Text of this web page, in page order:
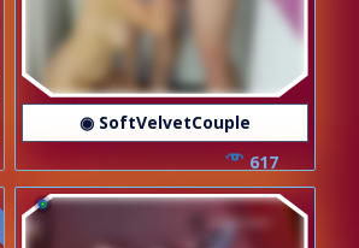
◉ SoftVelvetCouple
617